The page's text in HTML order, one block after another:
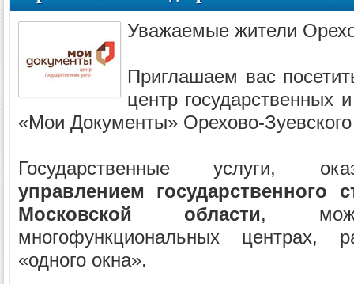
Уважаемые жители
Приглашаем вас
центр государственных
«Мои Документы» Орехово-
Государственные услуги,
управлением государственного
Московской области,
многофункциональных
«одного окна».